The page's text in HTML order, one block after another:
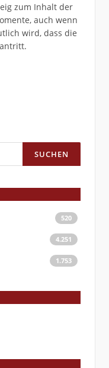
zum Inhalt der
auch wenn
wird, dass die
520
4.251
1.753